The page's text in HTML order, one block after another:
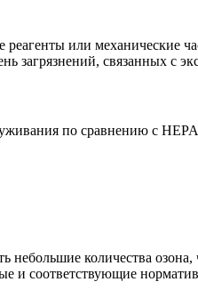
или механические
загрязнений, связанных с
по сравнению с
количества
и соответствующие